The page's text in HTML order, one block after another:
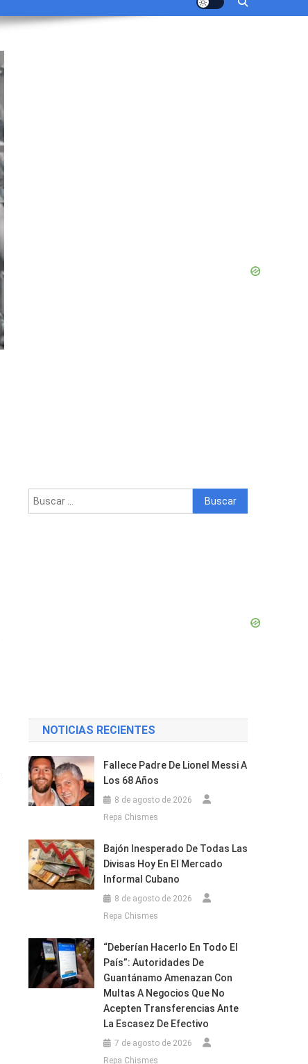
Buscar:
NOTICIAS RECIENTES
Fallece Padre De Lionel Messi A
Los 68 Años
8 de agosto de 2026
Repa Chismes
Bajón Inesperado De Todas Las
Divisas Hoy En El Mercado
Informal Cubano
8 de agosto de 2026
Repa Chismes
“Deberían Hacerlo En Todo El
País”: Autoridades De
Guantánamo Amenazan Con
Multas A Negocios Que No
Acepten Transferencias Ante
La Escasez De Efectivo
7 de agosto de 2026
Repa Chismes